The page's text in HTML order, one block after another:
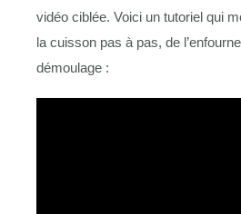
vidéo ciblée. Voici un tutoriel qui
la cuisson pas à pas, de
démoulage :